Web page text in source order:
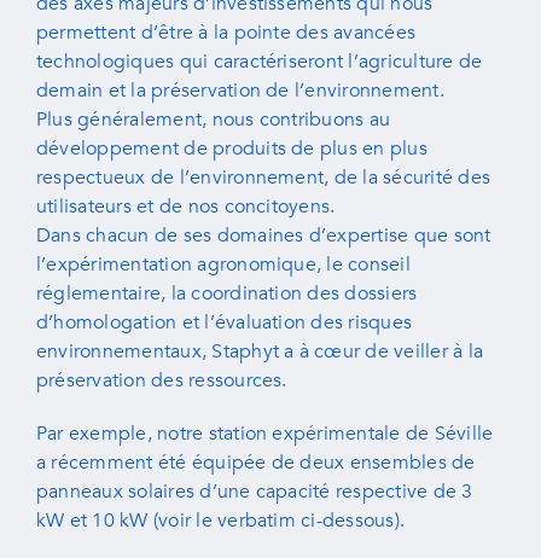
permettent d’être à la pointe des avancées
technologiques qui caractériseront l’agriculture de
demain et la préservation de l’environnement.
Plus généralement, nous contribuons au
développement de produits de plus en plus
respectueux de l’environnement, de la sécurité des
utilisateurs et de nos concitoyens.
Dans chacun de ses domaines d’expertise que sont
l’expérimentation agronomique, le conseil
réglementaire, la coordination des dossiers
d’homologation et l’évaluation des risques
environnementaux, Staphyt a à cœur de veiller à la
préservation des ressources.
Par exemple, notre station expérimentale de Séville
a récemment été équipée de deux ensembles de
panneaux solaires d’une capacité respective de 3
kW et 10 kW (voir le verbatim ci-dessous).